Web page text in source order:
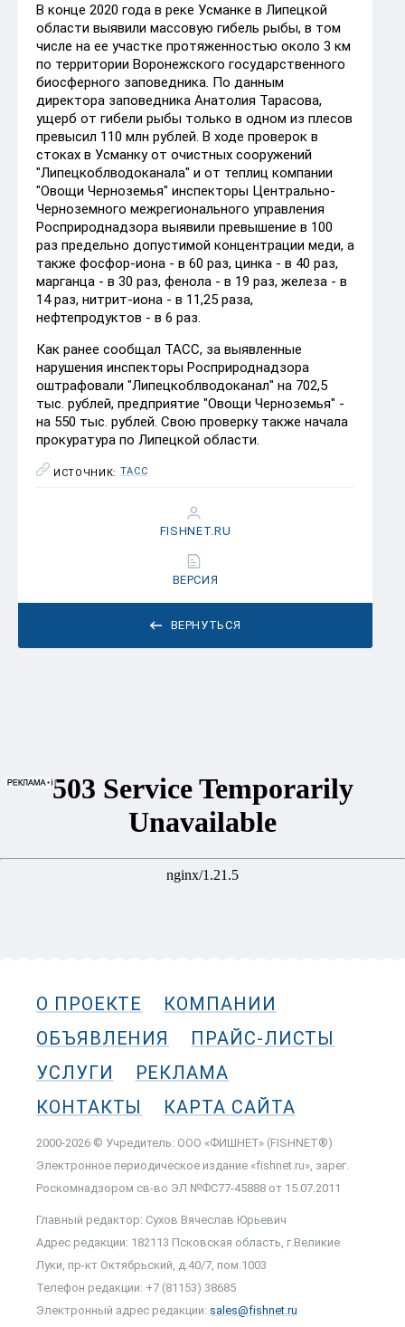
В конце 2020 года в реке Усманке в Липецкой
области выявили массовую гибель рыбы, в том
числе на ее участке протяженностью около 3 км
по территории Воронежского государственного
биосферного заповедника. По данным
директора заповедника Анатолия Тарасова,
ущерб от гибели рыбы только в одном из плесов
превысил 110 млн рублей. В ходе проверок в
стоках в Усманку от очистных сооружений
"Липецкоблводоканала" и от теплиц компании
"Овощи Черноземья" инспекторы Центрально-
Черноземного межрегионального управления
Росприроднадзора выявили превышение в 100
раз предельно допустимой концентрации меди, а
также фосфор-иона - в 60 раз, цинка - в 40 раз,
марганца - в 30 раз, фенола - в 19 раз, железа - в
14 раз, нитрит-иона - в 11,25 раза,
нефтепродуктов - в 6 раз.
Как ранее сообщал ТАСС, за выявленные
нарушения инспекторы Росприроднадзора
оштрафовали "Липецкоблводоканал" на 702,5
тыс. рублей, предприятие "Овощи Черноземья" -
на 550 тыс. рублей. Свою проверку также начала
прокуратура по Липецкой области.
ИСТОЧНИК: ТАСС
ВЕРНУТЬСЯ
FISHNET.RU
ВЕРСИЯ
О ПРОЕКТЕ
КОМПАНИИ
ОБЪЯВЛЕНИЯ
ПРАЙС-ЛИСТЫ
УСЛУГИ
РЕКЛАМА
КОНТАКТЫ
КАРТА САЙТА
2000-2026 © Учредитель: ООО «ФИШНЕТ» (FISHNET®)
Электронное периодическое издание «fishnet.ru», зарег.
Роскомнадзором cв-во ЭЛ №ФС77-45888 от 15.07.2011
Главный редактор: Сухов Вячеслав Юрьевич
Адрес редакции: 182113 Псковская область, г.Великие
Луки, пр-кт Октябрьский, д.40/7, пом.1003
Телефон редакции: +7 (81153) 38685
Электронный адрес редакции: sales@fishnet.ru